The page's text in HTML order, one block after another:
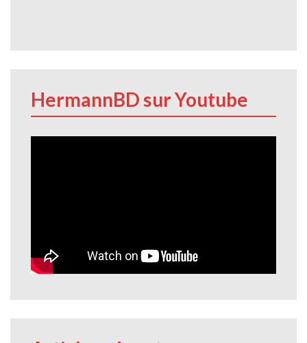
HermannBD sur Youtube